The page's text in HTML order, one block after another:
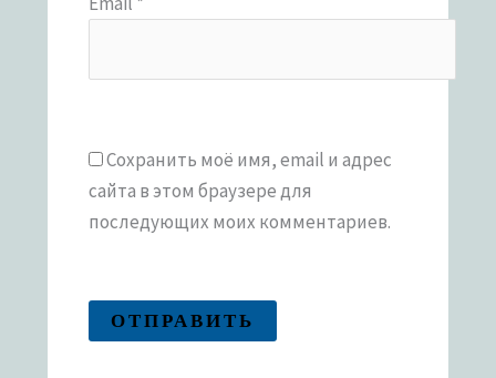
Сохранить моё имя, email и адрес
сайта в этом браузере для
последующих моих комментариев.